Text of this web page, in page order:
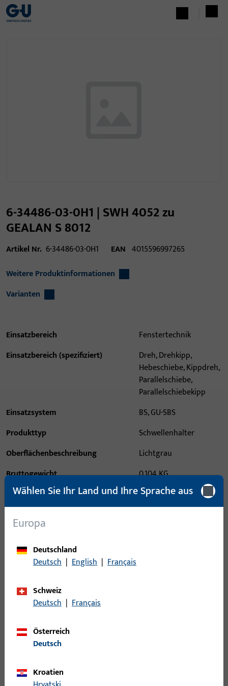
6-34486-03-0H1 | SWH 4052 zu
GEALAN S 8012
Artikel Nr. 6-34486-03-0H1 EAN 4015596997265
Weitere Produktinformationen
Varianten
Einsatzbereich
Fenstertechnik
Einsatzbereich (spezifiziert)
Dreh, Drehkipp,
Hebeschiebe, Kippdreh,
Parallelschiebe,
Parallelschiebekipp
Einsatzsystem
BS, GU-SBS
Produkttyp
Schwellenhalter
Oberflächenbeschreibung
Lichtgrau
Bruttogewicht
0,104 KG
Verpackungseinheit
50 PAA
Anmeldung
Preisinformation zu erhalten oder Artikel zu bestellen
Produktbeschreibung
Wählen Sie Ihr Land und Ihre Sprache aus
Europa
Deutschland
Deutsch | English | Français
Schweiz
Deutsch | Français
Österreich
Deutsch
Kroatien